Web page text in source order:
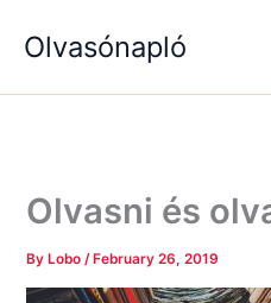
Olvasónapló
Olvasni és
By Lobo/ February 26, 2019
e
a
é
g
k
é
g
k